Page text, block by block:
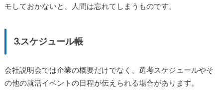
モしておかないと、人間は忘れてしまうものです。
3.スケジュール帳
会社説明会では企業の概要だけでなく、選考スケジュールやそ
の他の就活イベントの日程が伝えられる場合があります。